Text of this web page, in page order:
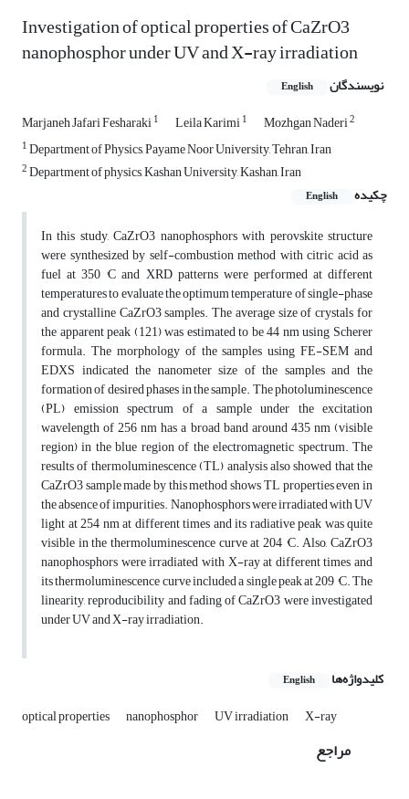
Investigation of optical properties of CaZrO3
nanophosphor under UV and X-ray irradiation
نویسندگان English
Marjaneh Jafari Fesharaki1 Leila Karimi1 Mozhgan Naderi2
1Department of Physics, Payame Noor University, Tehran, Iran
2Department of physics, Kashan University, Kashan, Iran
چکیده
English
In this study, CaZrO3 nanophosphors with perovskite structure
were synthesized by self-combustion method with citric acid as
fuel at 350 °C and XRD patterns were performed at different
temperatures to evaluate the optimum temperature of single-phase
and crystalline CaZrO3 samples. The average size of crystals for
the apparent peak (121) was estimated to be 44 nm using Scherer
formula. The morphology of the samples using FE-SEM and
EDXS indicated the nanometer size of the samples and the
formation of desired phases in the sample. The photoluminescence
(PL) emission spectrum of a sample under the excitation
wavelength of 256 nm has a broad band around 435 nm (visible
region) in the blue region of the electromagnetic spectrum. The
results of thermoluminescence (TL) analysis also showed that the
CaZrO3 sample made by this method shows TL properties even in
the absence of impurities. Nanophosphors were irradiated with UV
light at 254 nm at different times and its radiative peak was quite
visible in the thermoluminescence curve at 204 °C. Also, CaZrO3
nanophosphors were irradiated with X-ray at different times and
its thermoluminescence curve included a single peak at 209 °C. The
linearity, reproducibility and fading of CaZrO3 were investigated
under UV and X-ray irradiation.
کلیدواژه‌ها English
optical properties nanophosphor UV irradiation X-ray
مراجع